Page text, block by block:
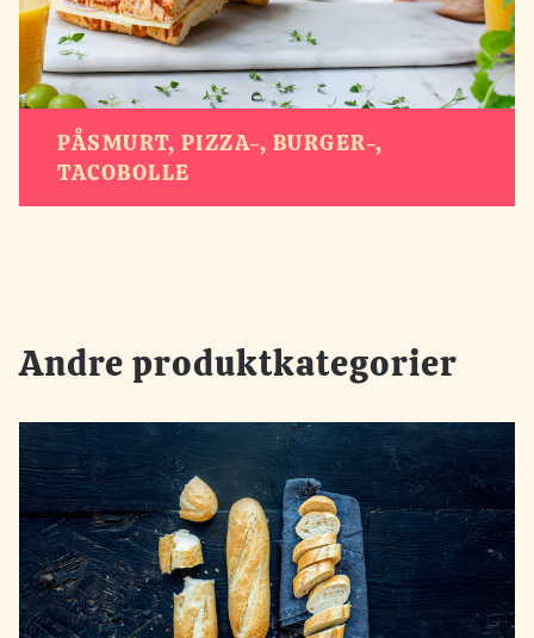
PÅSMURT, PIZZA-, BURGER-,
TACOBOLLE
Andre produktkategorier